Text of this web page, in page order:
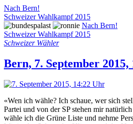
Nach Bern!
Schweizer Wahlkampf 2015
Nach Bern!
Schweizer Wahlkampf 2015
Schweizer Wähler
Bern, 7. September
«Wen ich wähle? Ich schaue, wer sich
Partei und von der SP stehen mir
wähle ich die Grüne Liste und nehme